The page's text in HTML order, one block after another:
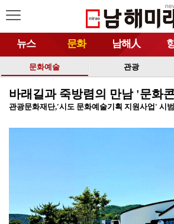
뉴스 문화 남해人
문화예술 관광
바래길과 죽방렴의 만남 '문화
관광문화재단,'시도 문화예술기획 지원사업' 시